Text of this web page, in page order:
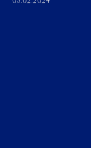
03.02.2024